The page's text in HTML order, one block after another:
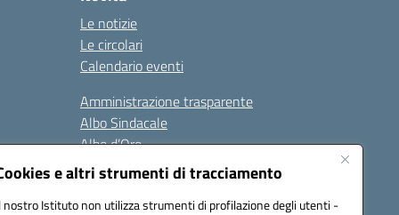
e altri strumenti di tracciamento
nostro Istituto non utilizza strumenti di profilazione degli utenti -
Le notizie
Le circolari
Calendario eventi
Amministrazione trasparente
Albo Sindacale
Albo d’Oro
Sicurezza
Erasmus